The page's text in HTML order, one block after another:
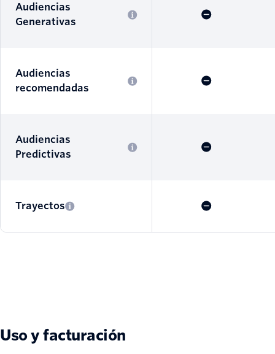
Audiencias
Generativas
Audiencias
recomendadas
Audiencias
Predictivas
Trayectos
Uso y facturación